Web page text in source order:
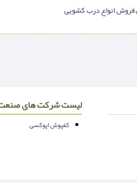
انواع درب کشویی
لیست شرکت های
کفپوش اپوکسی